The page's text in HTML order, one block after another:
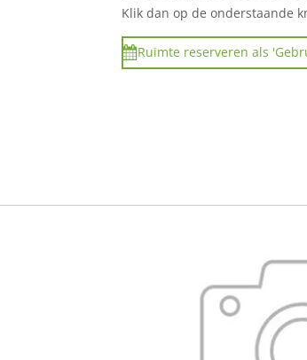
Klik dan op de onderstaande
Ruimte reserveren als